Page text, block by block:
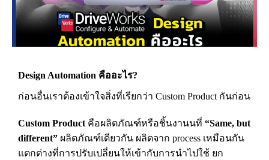
Design Automation คืออะไร?
ก่อนอื่นเราต้องเข้าใจสิ่งที่เรียกว่า Custom Product กันก่อน
Custom Product คือผลิตภัณฑ์หรือชิ้นงานนที่ “Same, but
different” ผลิตภัณฑ์เดียวกัน ผลิตจาก process เหมือนกัน
แตกต่างที่การปรับเปลี่ยนให้เข้ากับการนำไปใช้ ยก